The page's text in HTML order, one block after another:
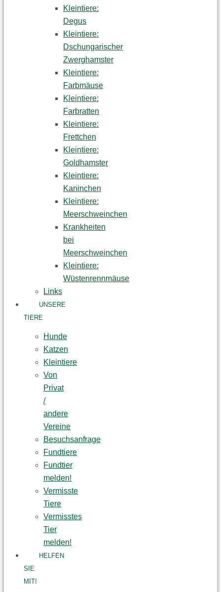
Kleintiere:
Degus
Kleintiere:
Dschungarischer
Zwerghamster
Kleintiere:
Farbmäuse
Kleintiere:
Farbratten
Kleintiere:
Frettchen
Kleintiere:
Goldhamster
Kleintiere:
Kaninchen
Kleintiere:
Meerschweinchen
Krankheiten
bei
Meerschweinchen
Kleintiere:
Wüstenrennmäuse
Links
UNSERE
TIERE
Hunde
Katzen
Kleintiere
Von
Privat
/
andere
Vereine
Besuchsanfrage
Fundtiere
Fundtier
melden!
Vermisste
Tiere
Vermisstes
Tier
melden!
HELFEN
SIE
MIT!